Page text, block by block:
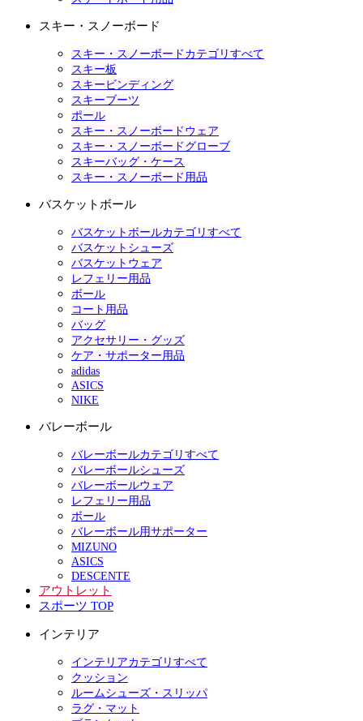
スキー・スノーボード
スキー・スノーボードカテゴリすべて
スキー板
スキービンディング
スキーブーツ
ポール
スキー・スノーボードウェア
スキー・スノーボードグローブ
スキーバッグ・ケース
スキー・スノーボード用品
バスケットボール
バスケットボールカテゴリすべて
バスケットシューズ
バスケットウェア
レフェリー用品
ボール
コート用品
バッグ
アクセサリー・グッズ
ケア・サポーター用品
adidas
ASICS
NIKE
バレーボール
バレーボールカテゴリすべて
バレーボールシューズ
バレーボールウェア
レフェリー用品
ボール
バレーボール用サポーター
MIZUNO
ASICS
DESCENTE
アウトレット
スポーツ TOP
インテリア
インテリアカテゴリすべて
クッション
ルームシューズ・スリッパ
ラグ・マット